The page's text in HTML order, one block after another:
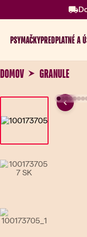
PSYMAČKYPREDPLATNÉ A
DOMOV GRANULE
Go to slide 1
Go to slide 2
Previous